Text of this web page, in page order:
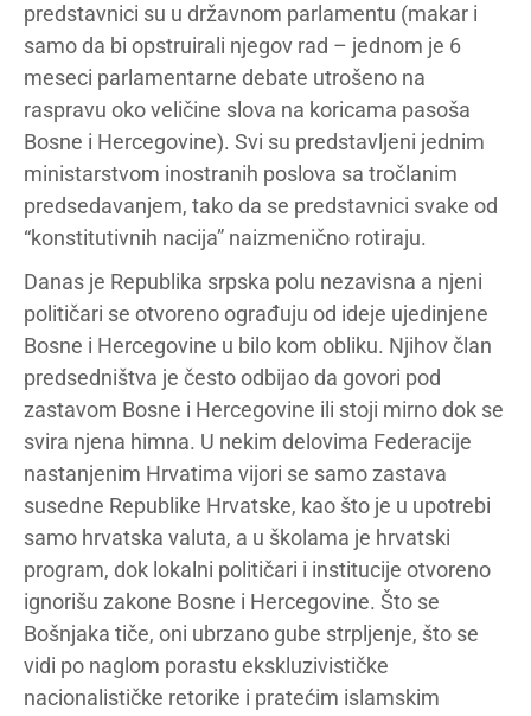
predstavnici su u državnom parlamentu (makar i
samo da bi opstruirali njegov rad – jednom je 6
meseci parlamentarne debate utrošeno na
raspravu oko veličine slova na koricama pasoša
Bosne i Hercegovine). Svi su predstavljeni jednim
ministarstvom inostranih poslova sa tročlanim
predsedavanjem, tako da se predstavnici svake od
“konstitutivnih nacija” naizmenično rotiraju.
Danas je Republika srpska polu nezavisna a njeni
političari se otvoreno ograđuju od ideje ujedinjene
Bosne i Hercegovine u bilo kom obliku. Njihov član
predsedništva je često odbijao da govori pod
zastavom Bosne i Hercegovine ili stoji mirno dok se
svira njena himna. U nekim delovima Federacije
nastanjenim Hrvatima vijori se samo zastava
susedne Republike Hrvatske, kao što je u upotrebi
samo hrvatska valuta, a u školama je hrvatski
program, dok lokalni političari i institucije otvoreno
ignorišu zakone Bosne i Hercegovine. Što se
Bošnjaka tiče, oni ubrzano gube strpljenje, što se
vidi po naglom porastu ekskluzivističke
nacionalističke retorike i pratećim islamskim